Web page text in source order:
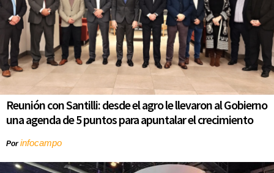
Reunión con Santilli: desde el agro le llevaron al Gobierno
una agenda de 5 puntos para apuntalar el crecimiento
Porinfocampo